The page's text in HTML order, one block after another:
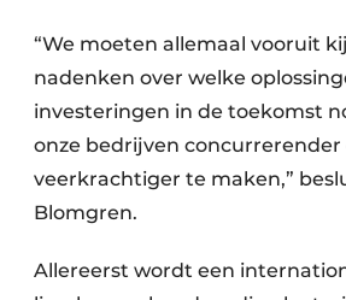
“We moeten allemaal vooruit
nadenken over welke
investeringen in de toekomst
onze bedrijven concurrerender
veerkrachtiger te maken,”
Blomgren.
Allereerst wordt een